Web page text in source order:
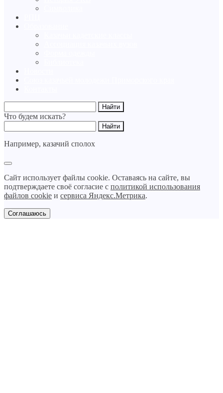
Что будем искать?
Например, казачий сполох
Сайт использует файлы cookie. Оставаясь на сайте, вы
подтверждаете своё согласие с политикой использования
файлов cookie и сервиса Яндекс.Метрика.
Соглашаюсь